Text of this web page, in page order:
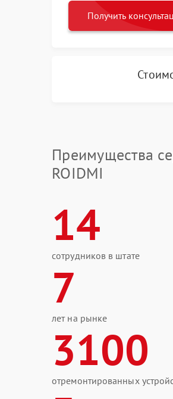
Получить
Преимущества
ROIDMI
14
сотрудников в штате
7
лет на рынке
3100
отремонтированных